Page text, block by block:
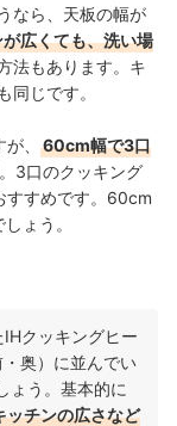
なら、天板の幅が
広くても、洗い場
法もあります。キ
同じです。
、
60cm幅で3口
3口のクッキング
すすめです。60cm
ょう。
クッキングヒー
奥）に並んでい
ょう。基本的に
ッチンの広さなど